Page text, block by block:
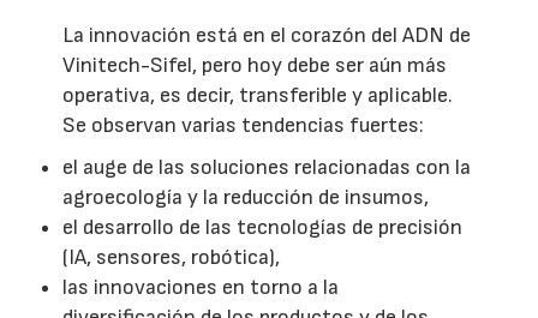
La innovación está en el corazón del ADN de
Vinitech-Sifel, pero hoy debe ser aún más
operativa, es decir, transferible y aplicable.
Se observan varias tendencias fuertes:
el auge de las soluciones relacionadas con la
agroecología y la reducción de insumos,
el desarrollo de las tecnologías de precisión
(IA, sensores, robótica),
las innovaciones en torno a la